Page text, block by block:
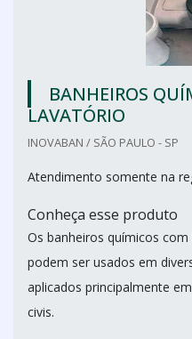
BANHEIROS
LAVATÓRIO
INOVABAN / SÃO PAULO - SP
Atendimento somente na
Conheça esse produto
Os banheiros químicos
podem ser usados em
aplicados principalmente
civis.